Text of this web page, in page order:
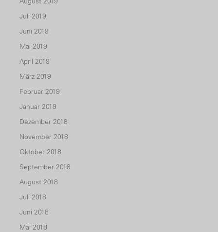
Juli 2019
Juni 2019
Mai 2019
April 2019
März 2019
Februar 2019
Januar 2019
Dezember 2018
November 2018
Oktober 2018
September 2018
August 2018
Juli 2018
Juni 2018
Mai 2018